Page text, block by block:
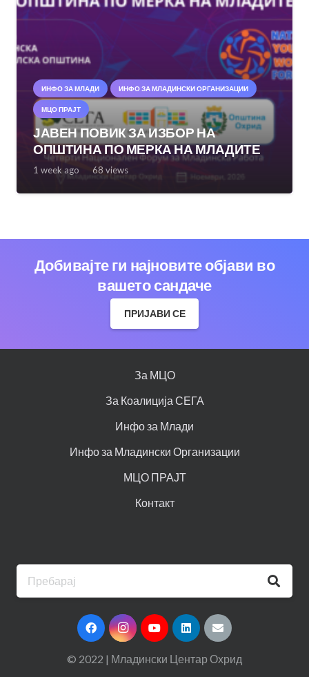
ИНФО ЗА МЛАДИ ИНФО ЗА МЛАДИНСКИ ОРГАНИЗАЦИИ
МЦО ПРАЈТ
ЈАВЕН ПОВИК ЗА ИЗБОР НА
ОПШТИНА ПО МЕРКА НА МЛАДИТЕ
1 week ago 68 views
Добивајте ги најновите објави во
вашето сандаче
ПРИЈАВИ СЕ
За МЦО
За Коалиција СЕГА
Инфо за Млади
Инфо за Младински Организации
МЦО ПРАЈТ
Контакт
© 2022 | Младински Центар Охрид